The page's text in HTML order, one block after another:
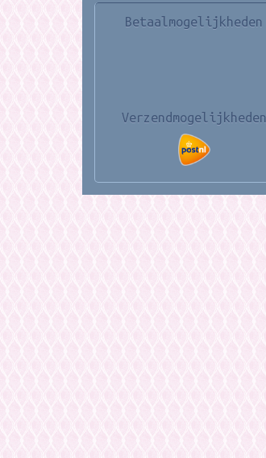
Betaalmogelijkheden
Verzendmogelijkheden